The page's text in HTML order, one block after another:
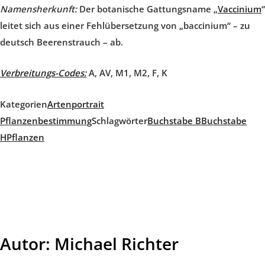
Namensherkunft:Der botanische Gattungsname „Vaccinium“
leitet sich aus einer Fehlübersetzung von „baccinium“ – zu
deutsch Beerenstrauch – ab.
Verbreitungs-Codes: A, AV, M1, M2, F, K
KategorienArtenportrait
PflanzenbestimmungSchlagwörterBuchstabe BBuchstabe
HPflanzen
Autor: Michael Richter